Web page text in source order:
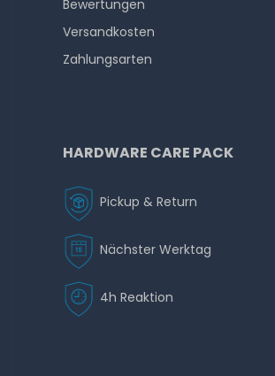
Bewertungen
Versandkosten
Zahlungsarten
HARDWARE CARE PACK
Pickup & Return
Nächster Werktag
4h Reaktion